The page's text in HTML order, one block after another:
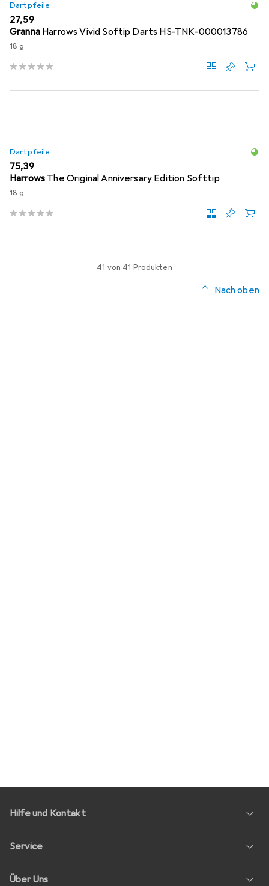
Dartpfeile
EUR
27,59
Granna Harrows Vivid Softip Darts HS-TNK-000013786
18 g
Dartpfeile
EUR
75,39
Harrows The Original Anniversary Edition Softtip
18 g
41 von 41 Produkten
Nach oben
Hilfe und Kontakt
Service
Über Uns